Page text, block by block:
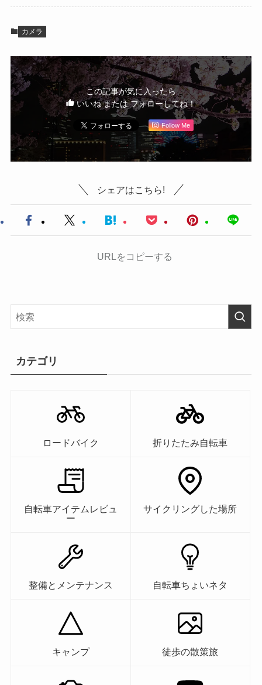
カメラ
この記事が気に入ったら
いいね または フォローしてね！
Follow Me
シェアはこちら!
URLをコピーする
カテゴリ
ロードバイク 折りたたみ自転車
自転車アイテムレビュ
ー
サイクリングした場所
整備とメンテナンス 自転車ちょいネタ
キャンプ 徒歩の散策旅